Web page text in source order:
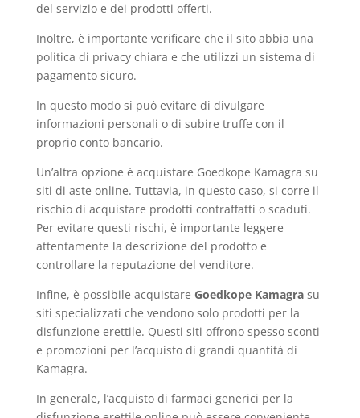
del servizio e dei prodotti offerti.
Inoltre, è importante verificare che il sito abbia una
politica di privacy chiara e che utilizzi un sistema di
pagamento sicuro.
In questo modo si può evitare di divulgare
informazioni personali o di subire truffe con il
proprio conto bancario.
Un’altra opzione è acquistare Goedkope Kamagra su
siti di aste online. Tuttavia, in questo caso, si corre il
rischio di acquistare prodotti contraffatti o scaduti.
Per evitare questi rischi, è importante leggere
attentamente la descrizione del prodotto e
controllare la reputazione del venditore.
Infine, è possibile acquistare Goedkope Kamagrasu
siti specializzati che vendono solo prodotti per la
disfunzione erettile. Questi siti offrono spesso sconti
e promozioni per l’acquisto di grandi quantità di
Kamagra.
In generale, l’acquisto di farmaci generici per la